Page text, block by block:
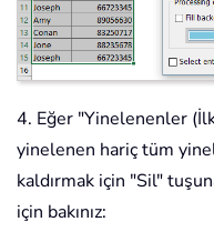
4. Eğer "Yinelenenler
yinelenen hariç tüm
kaldırmak için "Sil"
için bakınız: